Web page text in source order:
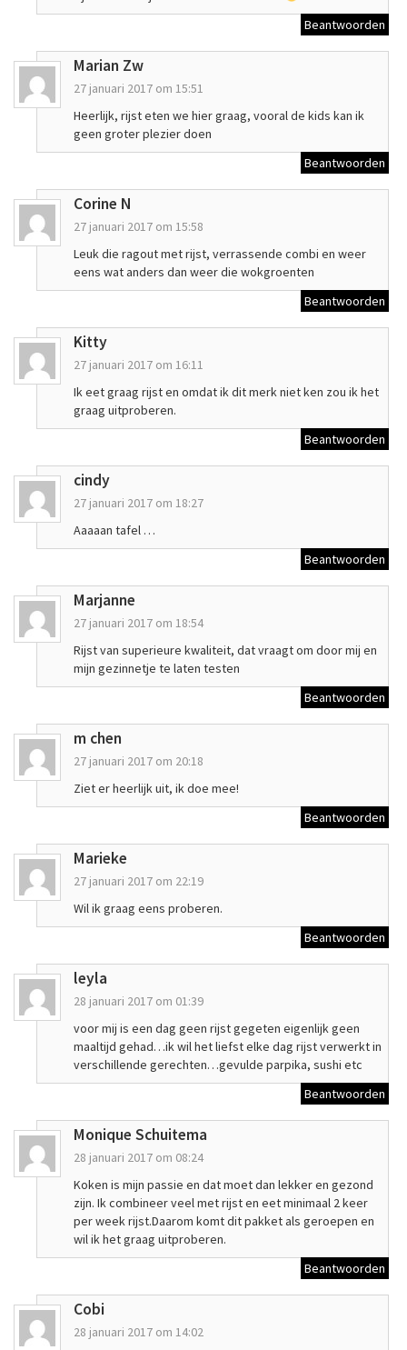
Beantwoorden
Marian Zw
27 januari 2017 om 15:51
Heerlijk, rijst eten we hier graag, vooral de kids kan ik
geen groter plezier doen
Beantwoorden
Corine N
27 januari 2017 om 15:58
Leuk die ragout met rijst, verrassende combi en weer
eens wat anders dan weer die wokgroenten
Beantwoorden
Kitty
27 januari 2017 om 16:11
Ik eet graag rijst en omdat ik dit merk niet ken zou ik het
graag uitproberen.
Beantwoorden
cindy
27 januari 2017 om 18:27
Aaaaan tafel …
Beantwoorden
Marjanne
27 januari 2017 om 18:54
Rijst van superieure kwaliteit, dat vraagt om door mij en
mijn gezinnetje te laten testen
Beantwoorden
m chen
27 januari 2017 om 20:18
Ziet er heerlijk uit, ik doe mee!
Beantwoorden
Marieke
27 januari 2017 om 22:19
Wil ik graag eens proberen.
Beantwoorden
leyla
28 januari 2017 om 01:39
voor mij is een dag geen rijst gegeten eigenlijk geen
maaltijd gehad…ik wil het liefst elke dag rijst verwerkt in
verschillende gerechten…gevulde parpika, sushi etc
Beantwoorden
Monique Schuitema
28 januari 2017 om 08:24
Koken is mijn passie en dat moet dan lekker en gezond
zijn. Ik combineer veel met rijst en eet minimaal 2 keer
per week rijst.Daarom komt dit pakket als geroepen en
wil ik het graag uitproberen.
Beantwoorden
Cobi
28 januari 2017 om 14:02